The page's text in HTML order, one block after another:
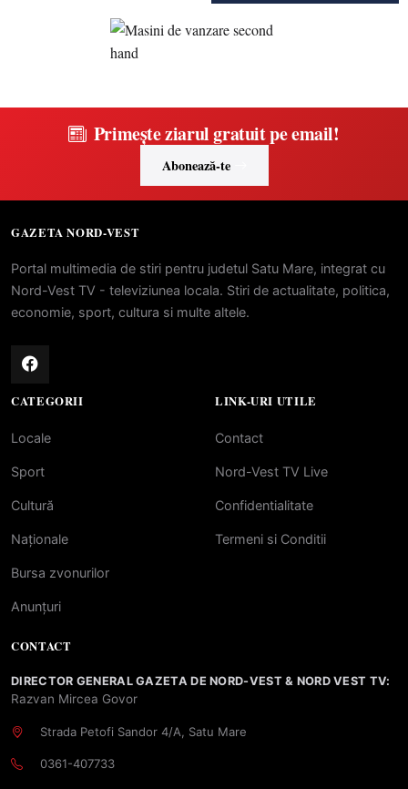
Primește ziarul gratuit pe email!
Abonează-te
GAZETA NORD-VEST
Portal multimedia de stiri pentru judetul Satu Mare, integrat cu
Nord-Vest TV - televiziunea locala. Stiri de actualitate, politica,
economie, sport, cultura si multe altele.
CATEGORII
Locale
Sport
Cultură
Naționale
Bursa zvonurilor
Anunțuri
LINK-URI UTILE
Contact
Nord-Vest TV Live
Confidentialitate
Termeni si Conditii
CONTACT
DIRECTOR GENERAL GAZETA DE NORD-VEST & NORD VEST TV:
Razvan Mircea Govor
Strada Petofi Sandor 4/A, Satu Mare
0361-407733